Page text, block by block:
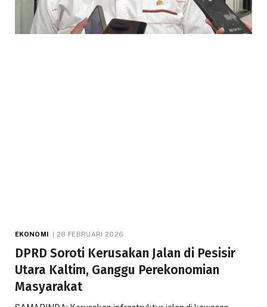
EKONOMI 28 FEBRUARI 2026
DPRD Soroti Kerusakan Jalan di Pesisir
Utara Kaltim, Ganggu Perekonomian
Masyarakat